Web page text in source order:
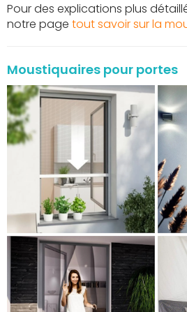
Pour des explications plus
notre page tout savoir sur la
Moustiquaires pour portes